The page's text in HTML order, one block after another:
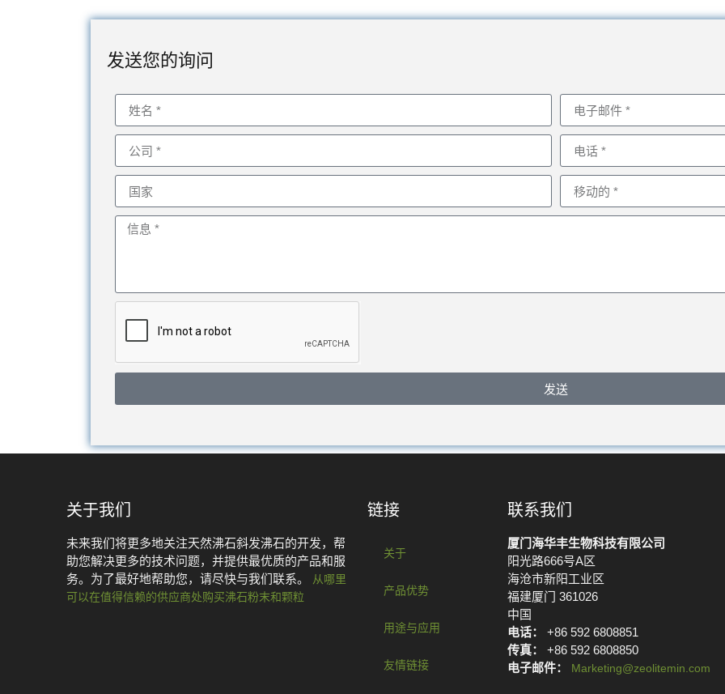
发送您的询问
发送
关于我们
未来我们将更多地关注天然沸石斜发沸石的开发，帮
助您解决更多的技术问题，并提供最优质的产品和服
务。为了最好地帮助您，请尽快与我们联系。 从哪里
可以在值得信赖的供应商处购买沸石粉末和颗粒
链接
关于
产品优势
用途与应用
友情链接
联系我们
厦门海华丰生物科技有限公司
阳光路666号A区
海沧市新阳工业区
福建厦门 361026
中国
电话：
+86 592 6808851
传真：
+86 592 6808850
电子邮件：
Marketing@zeolitemin.com